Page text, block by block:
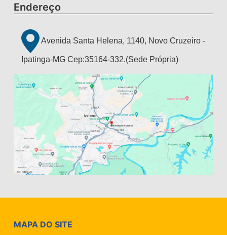
Endereço
Avenida Santa Helena, 1140, Novo Cruzeiro -
Ipatinga-MG Cep:35164-332.(Sede Própria)
MAPA DO SITE